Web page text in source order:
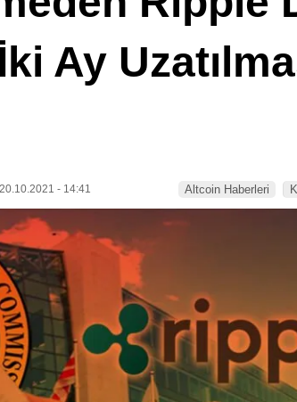
Ay
- 14:41 Altcoin Haberleri